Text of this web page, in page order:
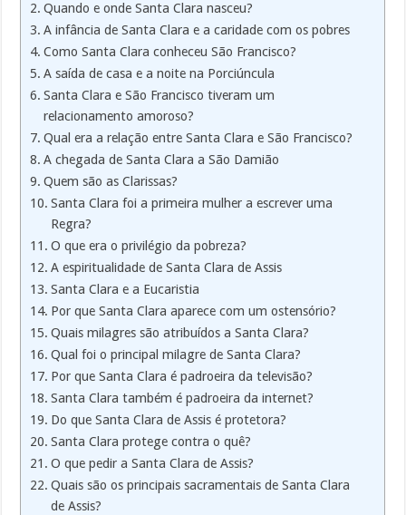
Quando e onde Santa Clara nasceu?
A infância de Santa Clara e a caridade com os pobres
Como Santa Clara conheceu São Francisco?
A saída de casa e a noite na Porciúncula
Santa Clara e São Francisco tiveram um
relacionamento amoroso?
Qual era a relação entre Santa Clara e São Francisco?
A chegada de Santa Clara a São Damião
Quem são as Clarissas?
Santa Clara foi a primeira mulher a escrever uma
Regra?
O que era o privilégio da pobreza?
A espiritualidade de Santa Clara de Assis
Santa Clara e a Eucaristia
Por que Santa Clara aparece com um ostensório?
Quais milagres são atribuídos a Santa Clara?
Qual foi o principal milagre de Santa Clara?
Por que Santa Clara é padroeira da televisão?
Santa Clara também é padroeira da internet?
Do que Santa Clara de Assis é protetora?
Santa Clara protege contra o quê?
O que pedir a Santa Clara de Assis?
Quais são os principais sacramentais de Santa Clara
de Assis?